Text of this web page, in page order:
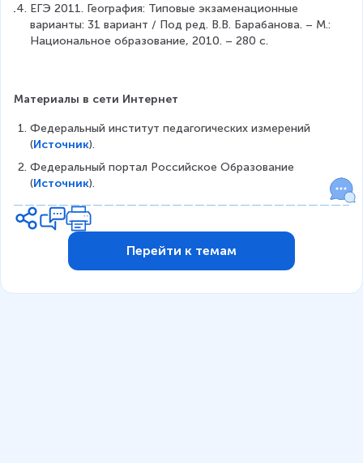
ЕГЭ 2011. География: Типовые экзаменационные
варианты: 31 вариант / Под ред. В.В. Барабанова. – М.:
Национальное образование, 2010. – 280 с.
Материалы в сети Интернет
Федеральный институт педагогических измерений
(Источник).
Федеральный портал Российское Образование
(Источник).
Перейти к темам